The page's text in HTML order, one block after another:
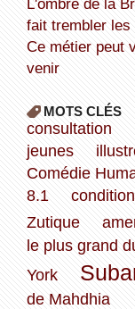
fait trembler les
Ce métier peut vous rendre riche dans les années à
venir
MOTS CLÉS
consultation
jeunes
Comédie
8.1
Zutique
le plus grand
York
de Mahdhia